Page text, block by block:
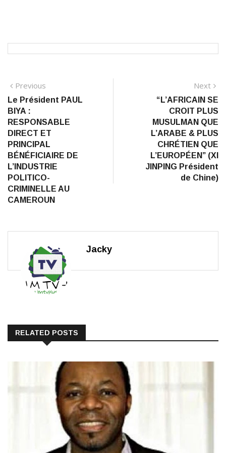
de
l’article
Le Président PAUL
BIYA :
RESPONSABLE
DIRECT ET
PRINCIPAL
BÉNÉFICIAIRE DE
L’INDUSTRIE
POLITICO-
CRIMINELLE AU
CAMEROUN
“L’AFRICAIN SE
CROIT PLUS
MUSULMAN QUE
L’ARABE & PLUS
CHRÉTIEN QUE
L’EUROPÉEN” (XI
JINPING Président
de Chine)